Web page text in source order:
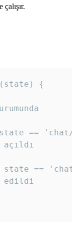
{
==
açıldı
==
edildi